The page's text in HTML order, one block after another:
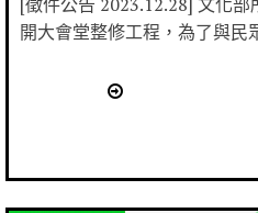
開大會堂整修工程，為了與